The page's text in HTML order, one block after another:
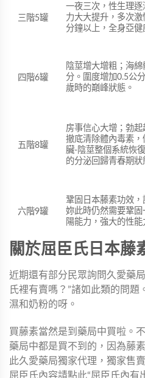
三階5罐
一夜三次，性生理
力大大提升，多次
分鐘以上，全身亞健
四階6罐
陰莖增大增粗；海
分。圍度增加0.5公
歲時的巔峰狀態。
五階8罐
房事信心大增；勃起
撤底清除體內毒素
臟-陰莖整個系統恢
的分泌回歸青春期狀
六階9罐
鞏固日本藤素功效
妳此時仍然需要鞏
陽能力，強大的性能
關於屈臣氏日本藤
近期還有部分民眾詢問久愛藥
氏裡有賣嗎？”諸如此類的問
濕和奶粉的呀。
買藤素當然是到藥局中買啦。
藥局中都是買不到的，因為藤
此久愛藥局獨家代理，獨家售
屈臣氏內容請點此“屈臣氏內有